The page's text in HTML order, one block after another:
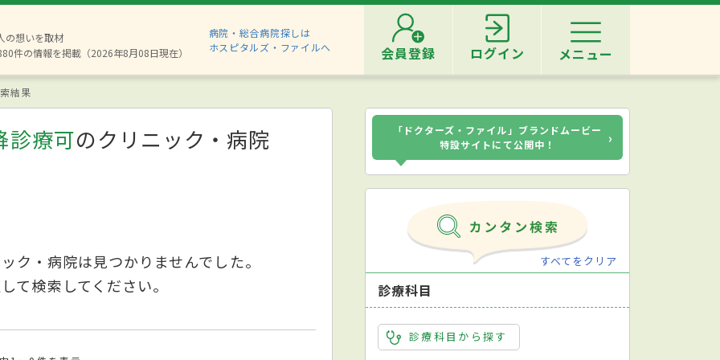
の想いを取材
件の情報を掲載（2026年8月08日現在）
病院・総合病院探しは
ホスピタルズ・ファイルへ
会員登録 ログイン メニュー
結果
診療可のクリニック・病院
ク・病院は見つかりませんでした。
て検索してください。
「ドクターズ・ファイル」ブランドムービー
特設サイトにて公開中！
›
すべてをクリア
診療科目
診療科目から探す